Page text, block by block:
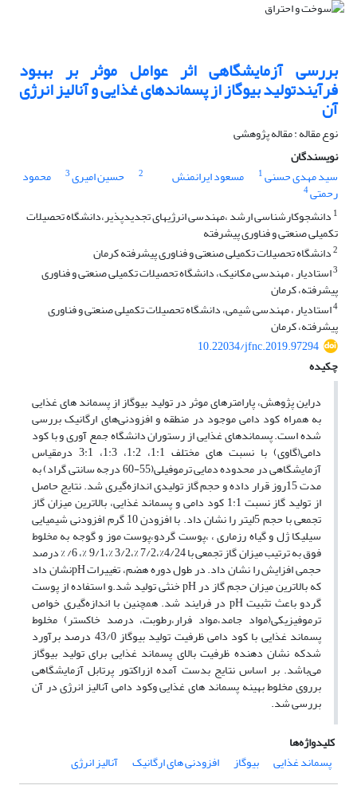
بررسی آزمایشگاهی اثر عوامل موثر بر بهبود
فرآیندتولید بیوگاز از پسماندهای غذایی و آنالیز انرژی
آن
نوع مقاله : مقاله پژوهشی
نویسندگان
سید مهدی حسنی1 مسعود ایرانمنش 2 حسین امیری3 محمود
رحمتی4
1 دانشجوکارشناسی ارشد ،مهندسی انرژیهای تجدیدپذیر،دانشگاه تحصیلات
تکمیلی صنعتی و فناوری پیشرفته
2دانشگاه تحصیلات تکمیلی صنعتی و فناوری پیشرفته کرمان
3استادیار ، مهندسی مکانیک، دانشگاه تحصیلات تکمیلی صنعتی و فناوری
پیشرفته، کرمان
4استادیار ، مهندسی شیمی، دانشگاه تحصیلات تکمیلی صنعتی و فناوری
پیشرفته، کرمان
10.22034/jfnc.2019.97294
چکیده
دراین پژوهش، پارامترهای موثر در تولید بیوگاز از پسماند های غذایی
به همراه کود دامی موجود در منطقه و افزودنی‌های ارگانیک بررسی
شده است. پسماند‌های غذایی از رستوران دانشگاه جمع آوری و با کود
دامی(گاوی) با نسبت های مختلف 1:1، 1:2، 1:3، 3:1 درمقیاس
آزمایشگاهی‌ در محدوده دمایی ترموفیلی(55-60 درجه سانتی گراد) به
مدت 15روز قرار داده و حجم گاز تولیدی اندازه‌گیری شد. نتایج حاصل
از تولید گاز نسبت 1:1 کود دامی و پسماند غذایی، بالاترین میزان گاز
تجمعی با حجم 5لیتر را نشان داد. با افزودن 10 گرم افزودنی شیمیایی
سیلیکا ژل و گیاه رزماری ، ،پوست گردو،پوست موز و گوجه به مخلوط
فوق به ترتیب میزان گاز تجمعی با 4/24%،7/2 %،3/2 %،9/1 %، 6/ % درصد
حجمی افزایش را نشان داد. در طول دوره هضم، تغییرات pHنشان داد
که بالاترین میزان حجم گاز در pH خنثی تولید شد.و ‌‌استفاده از پوست
گردو باعث تثبیت pH در فرایند شد. همچنین با اندازه‌گیری خواص
ترموفیزیکی(مواد جامد،مواد فرار،رطوبت، درصد خاکستر) مخلوط
پسماند غذایی با کود دامی ظرفیت تولید بیوگاز 43/0 درصد برآورد
شدکه نشان دهنده ظرفیت بالای پسماند غذایی برای تولید بیوگاز
می‌باشد. بر اساس نتایج بدست آمده ازراکتور پرتابل آزمایشگاهی
برروی مخلوط بهینه پسماند های غذایی وکود دامی آنالیز انرژی در آن
بررسی شد.
کلیدواژه‌ها
پسماند غذایی
بیوگاز افزودنی های ارگانیک آنالیز انرژی